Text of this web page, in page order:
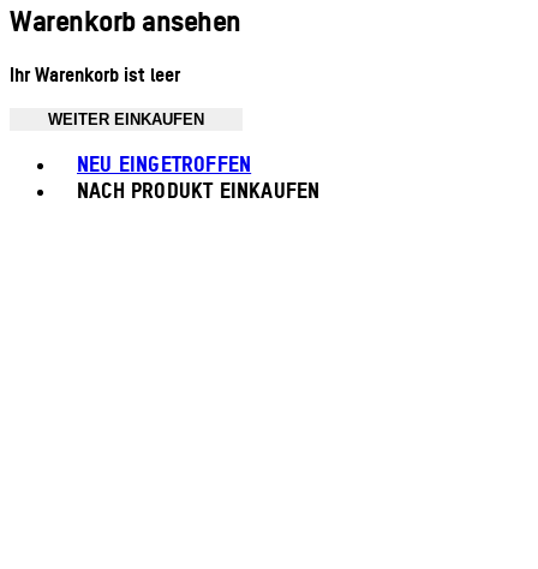
Warenkorb ansehen
Ihr Warenkorb ist leer
WEITER EINKAUFEN
NEU EINGETROFFEN
NACH PRODUKT EINKAUFEN